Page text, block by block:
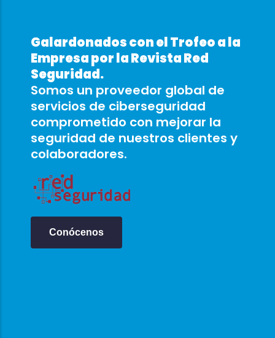
Galardonados con el Trofeo a la
Empresa por la Revista Red
Seguridad.
Somos un proveedor global de
servicios de ciberseguridad
comprometido con mejorar la
seguridad de nuestros clientes y
colaboradores.
Conócenos